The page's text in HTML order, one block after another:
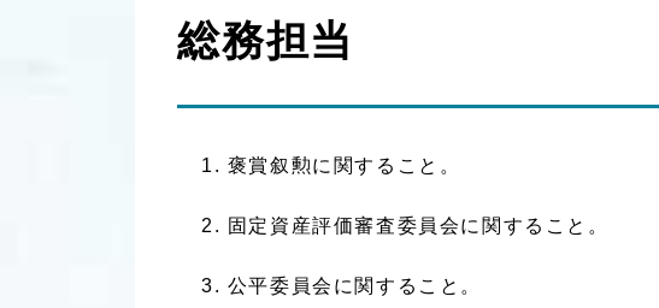
総務担当
褒賞叙勲に関すること。
固定資産評価審査委員会に関すること。
公平委員会に関すること。